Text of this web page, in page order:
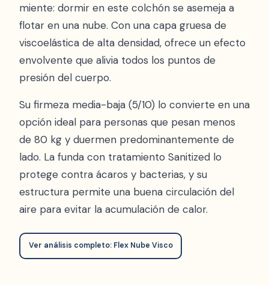
miente: dormir en este colchón se asemeja a
flotar en una nube. Con una capa gruesa de
viscoelástica de alta densidad, ofrece un efecto
envolvente que alivia todos los puntos de
presión del cuerpo.
Su firmeza media-baja (5/10) lo convierte en una
opción ideal para personas que pesan menos
de 80 kg y duermen predominantemente de
lado. La funda con tratamiento Sanitized lo
protege contra ácaros y bacterias, y su
estructura permite una buena circulación del
aire para evitar la acumulación de calor.
Ver análisis completo: Flex Nube Visco